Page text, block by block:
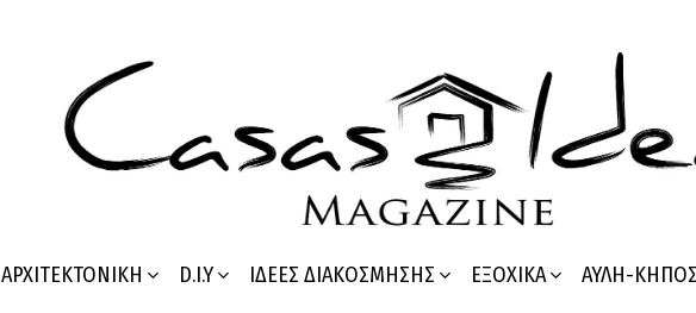
ΑΡΧΙΤΕΚΤΟΝΙΚΉ D.I.Y ΙΔΈΕΣ ΔΙΑΚΌΣΜΗΣΗΣ ΕΞΟΧΙΚΆ ΑΥΛΉ-